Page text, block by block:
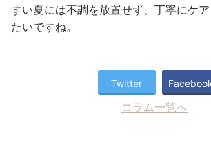
すい夏には不調を放置せず、丁寧にケ
たいですね。
Twitter
コラム一覧へ